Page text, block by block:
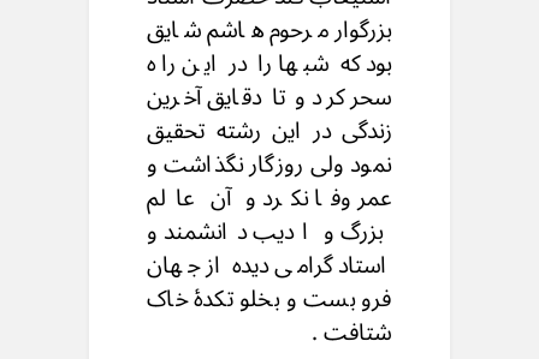
بزرگوار مرحوم هاشم شایق
بود که شبها را در این راه
سحر کرد و تا دقایق آخرین
زندگی در این رشته تحقیق
نمود ولی روزگار نگذاشت و
عمر وفا نکرد و آن عالم
بزرگ و ادیب دانشمند و
استاد گرامی دیده از جهان
فرو بست و بخلو تکدۀ خاک
شتافت .